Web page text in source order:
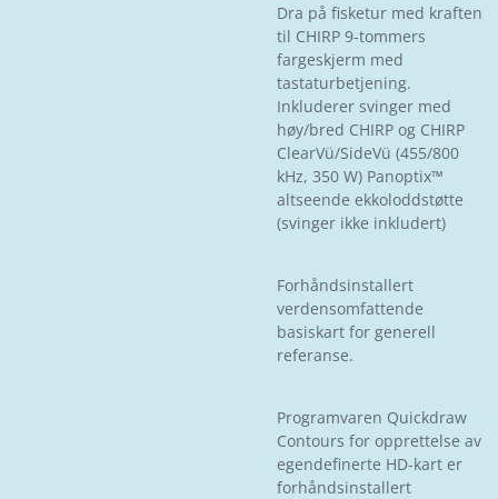
Dra på fisketur med kraften
til CHIRP 9-tommers
fargeskjerm med
tastaturbetjening.
Inkluderer svinger med
høy/bred CHIRP og CHIRP
ClearVü/SideVü (455/800
kHz, 350 W) Panoptix™
altseende ekkoloddstøtte
(svinger ikke inkludert)
Forhåndsinstallert
verdensomfattende
basiskart for generell
referanse.
Programvaren Quickdraw
Contours for opprettelse av
egendefinerte HD-kart er
forhåndsinstallert